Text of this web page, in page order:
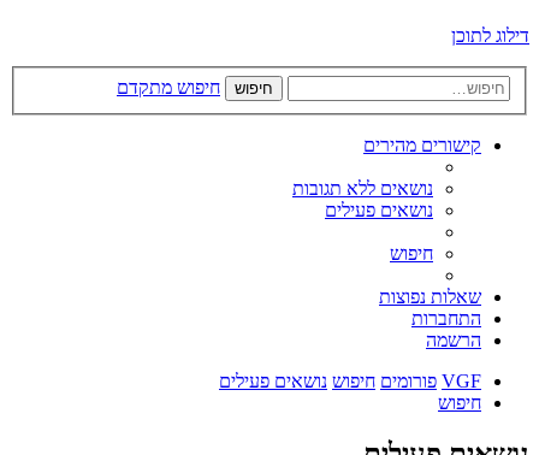
דילוג לתוכן
חיפוש חיפוש מתקדם
קישורים מהירים
נושאים ללא תגובות
נושאים פעילים
חיפוש
שאלות נפוצות
התחברות
הרשמה
VGF פורומים חיפוש נושאים פעילים
חיפוש